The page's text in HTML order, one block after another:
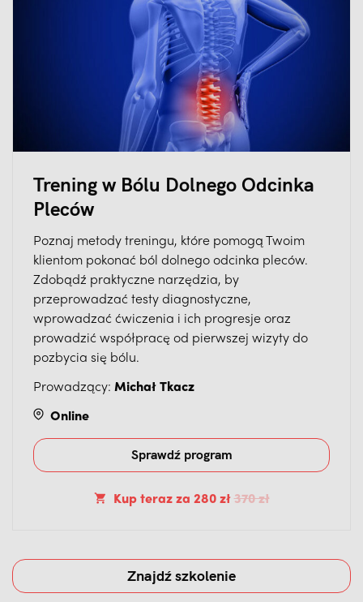
Trening w Bólu Dolnego Odcinka
Pleców
Poznaj metody treningu, które pomogą Twoim
klientom pokonać ból dolnego odcinka pleców.
Zdobądź praktyczne narzędzia, by
przeprowadzać testy diagnostyczne,
wprowadzać ćwiczenia i ich progresje oraz
prowadzić współpracę od pierwszej wizyty do
pozbycia się bólu.
Prowadzący: Michał Tkacz
Online
Sprawdź program
Kup terazza 280 zł370 zł
Znajdź szkolenie